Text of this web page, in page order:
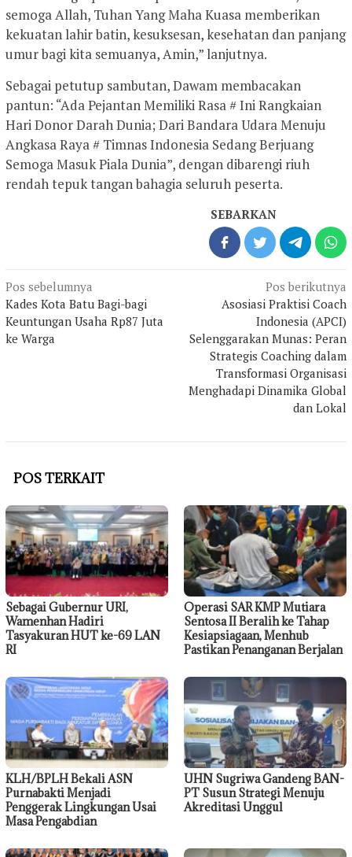
semoga Allah, Tuhan Yang Maha Kuasa memberikan
kekuatan lahir batin, kesuksesan, kesehatan dan panjang
umur bagi kita semuanya, Amin,” lanjutnya.
Sebagai petutup sambutan, Dawam membacakan
pantun: “Ada Pejantan Memiliki Rasa # Ini Rangkaian
Hari Donor Darah Dunia; Dari Bandara Udara Menuju
Angkasa Raya # Timnas Indonesia Sedang Berjuang
Semoga Masuk Piala Dunia”, dengan dibarengi riuh
rendah tepuk tangan bahagia seluruh peserta.
SEBARKAN
Navigasi
pos
Pos sebelumnya
Kades Kota Batu Bagi-bagi
Keuntungan Usaha Rp87 Juta
ke Warga
Pos berikutnya
Asosiasi Praktisi Coach
Indonesia (APCI)
Selenggarakan Munas: Peran
Strategis Coaching dalam
Transformasi Organisasi
Menghadapi Dinamika Global
dan Lokal
POS TERKAIT
Sebagai Gubernur URI,
Wamenhan Hadiri
Tasyakuran HUT ke-69 LAN
RI
Operasi SAR KMP Mutiara
Sentosa II Beralih ke Tahap
Kesiapsiagaan, Menhub
Pastikan Penanganan Berjalan
KLH/BPLH Bekali ASN
Purnabakti Menjadi
Penggerak Lingkungan Usai
Masa Pengabdian
UHN Sugriwa Gandeng BAN-
PT Susun Strategi Menuju
Akreditasi Unggul